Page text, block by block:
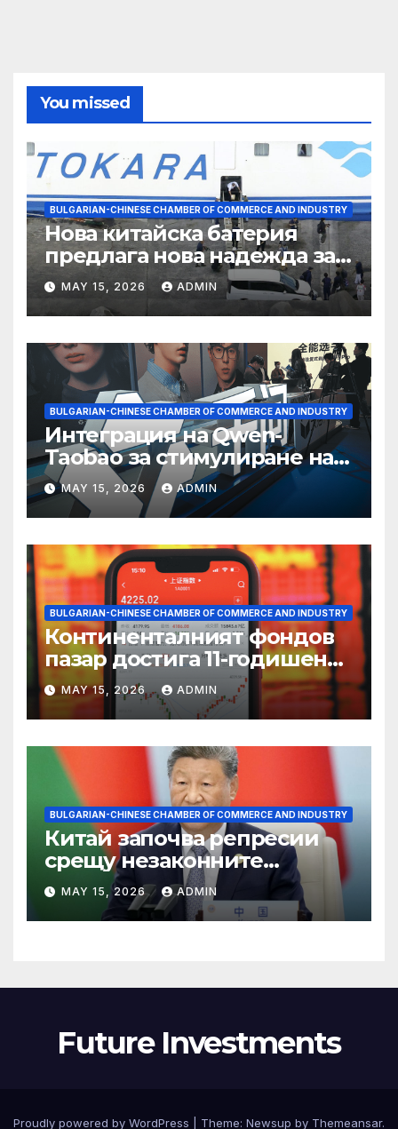
You missed
BULGARIAN-CHINESE CHAMBER OF COMMERCE AND INDUSTRY
Нова китайска батерия
предлага нова надежда за
съхранение на водород
MAY 15, 2026 ADMIN
BULGARIAN-CHINESE CHAMBER OF COMMERCE AND INDUSTRY
Интеграция на Qwen-
Taobao за стимулиране на
пазаруването 618
MAY 15, 2026 ADMIN
BULGARIAN-CHINESE CHAMBER OF COMMERCE AND INDUSTRY
Континенталният фондов
пазар достига 11-годишен
връх
MAY 15, 2026 ADMIN
BULGARIAN-CHINESE CHAMBER OF COMMERCE AND INDUSTRY
Китай започва репресии
срещу незаконните
практики в сектора на TCM
MAY 15, 2026 ADMIN
Future Investments
Proudly powered by WordPress Theme: Newsup by Themeansar.